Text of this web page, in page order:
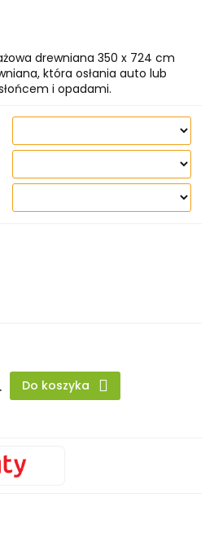
drewniana 350 x 724 cm
która osłania auto lub
i opadami.
Do koszyka